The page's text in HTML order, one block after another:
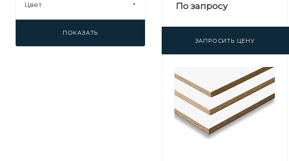
По запросу
ЗАПРОСИТЬ ЦЕНУ
Цвет
ПОКАЗАТЬ